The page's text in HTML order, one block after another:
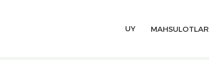
UY MAHSULOTLAR